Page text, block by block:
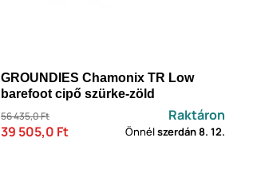
GROUNDIES Chamonix TR Low
barefoot cipő szürke-zöld
56 435,0 Ft
39 505,0 Ft
Raktáron
Önnélszerdán8. 12.